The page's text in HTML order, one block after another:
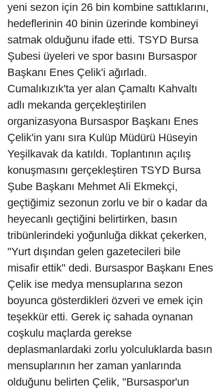
yeni sezon için 26 bin kombine sattıklarını,
hedeflerinin 40 binin üzerinde kombineyi
satmak olduğunu ifade etti. TSYD Bursa
Şubesi üyeleri ve spor basını Bursaspor
Başkanı Enes Çelik'i ağırladı.
Cumalıkızık'ta yer alan Çamaltı Kahvaltı
adlı mekanda gerçekleştirilen
organizasyona Bursaspor Başkanı Enes
Çelik'in yanı sıra Kulüp Müdürü Hüseyin
Yeşilkavak da katıldı. Toplantının açılış
konuşmasını gerçekleştiren TSYD Bursa
Şube Başkanı Mehmet Ali Ekmekçi,
geçtiğimiz sezonun zorlu ve bir o kadar da
heyecanlı geçtiğini belirtirken, basın
tribünlerindeki yoğunluğa dikkat çekerken,
"Yurt dışından gelen gazetecileri bile
misafir ettik" dedi. Bursaspor Başkanı Enes
Çelik ise medya mensuplarına sezon
boyunca gösterdikleri özveri ve emek için
teşekkür etti. Gerek iç sahada oynanan
coşkulu maçlarda gerekse
deplasmanlardaki zorlu yolculuklarda basın
mensuplarının her zaman yanlarında
olduğunu belirten Çelik, "Bursaspor'un